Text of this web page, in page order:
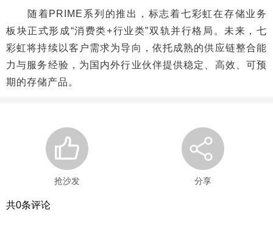
随着PRIME系列的推出，标志着七彩虹在存储业务
板块正式形成“消费类+行业类”双轨并行格局。未来，七
彩虹将持续以客户需求为导向，依托成熟的供应链整合能
力与服务经验，为国内外行业伙伴提供稳定、高效、可预
期的存储产品。
抢沙发 分享
共0条评论